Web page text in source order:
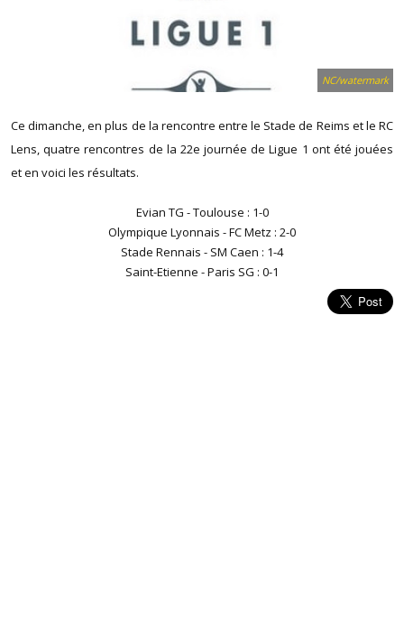
NC/watermark
Ce dimanche, en plus de la rencontre entre le Stade de Reims et le RC
Lens, quatre rencontres de la 22e journée de Ligue 1 ont été jouées
et en voici les résultats.
Evian TG - Toulouse : 1-0
Olympique Lyonnais - FC Metz : 2-0
Stade Rennais - SM Caen : 1-4
Saint-Etienne - Paris SG : 0-1